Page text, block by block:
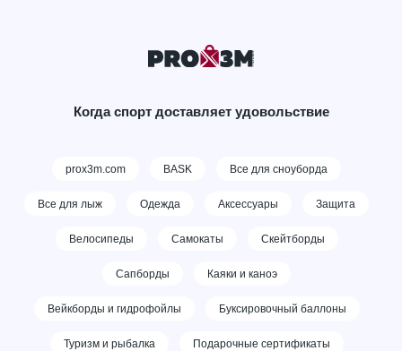
Когда спорт доставляет удовольствие
prox3m.com BASK Все для сноуборда
Все для лыж Одежда Аксессуары Защита
Велосипеды Самокаты Скейтборды
Сапборды Каяки и каноэ
Вейкборды и гидрофойлы Буксировочный баллоны
Туризм и рыбалка Подарочные сертификаты